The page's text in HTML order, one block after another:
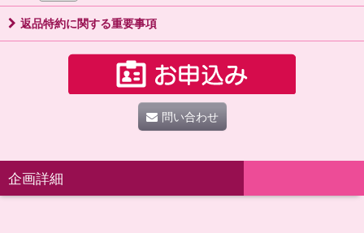
返品特約に関する重要事項
問い合わせ
企画詳細